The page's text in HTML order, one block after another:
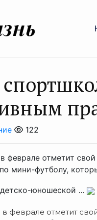
122
феврале отметит
мини-футболу,
юношеской ...
феврале отметит